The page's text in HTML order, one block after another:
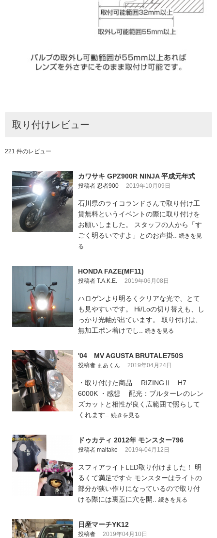
取り付けレビュー
221 件のレビュー
カワサキ GPZ900R NINJA 平成元年式
投稿者 忍者900 2019年10月09日
石川県のライコランドさんで取り付け工
賃無料というイベントの際に取り付けを
お願いしました。 スタッフの人から「す
ごく明るいですよ」とのお声掛.. 続きを見
る
HONDA FAZE(MF11)
投稿者 T.A.K.E. 2019年06月08日
ハロゲンより明るくクリアな光で、とて
も見やすいです。 Hi/Loの切り替えも、し
っかり光軸が出ています。 取り付けは、
無加工ポン着けでし.. 続きを見る
'04 MV AGUSTA BRUTALE750S
投稿者 まあくん 2019年04月24日
・取り付けた商品 RIZINGⅡ H7
6000K ・感想 配光：ブルターレのレン
ズカットと相性が良く広範囲で照らして
くれます.. 続きを見る
ドゥカティ 2012年 モンスター796
投稿者 maitake 2019年04月12日
スフィアライトLED取り付けました！ 明
るくて満足です☆ モンスターはライトの
部分が狭い作りになっているので取り付
ける際には裏蓋に穴を開.. 続きを見る
日産マーチYK12
投稿者 2019年04月10日